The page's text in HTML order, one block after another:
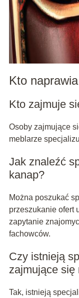
Kto
Kto zajmuje
Osoby zajmujące
meblarze
Jak znaleźć
kanap?
Można poszukać
przeszukanie ofert
zapytanie
fachowców.
Czy istnieją
zajmujące się
Tak, istnieją